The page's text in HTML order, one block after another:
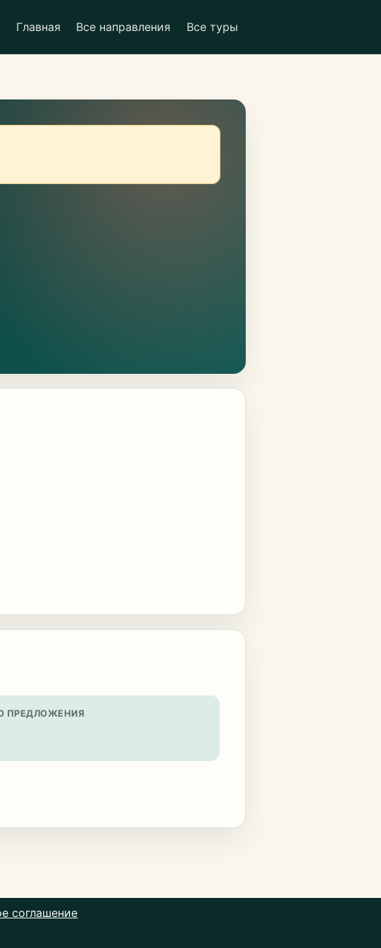
Главная Все направления Все туры
ПРЕДЛОЖЕНИЯ
соглашение